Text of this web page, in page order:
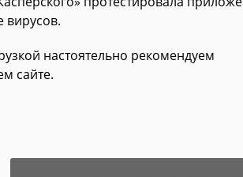
вирусов.
настоятельно рекомендуем
сайте.